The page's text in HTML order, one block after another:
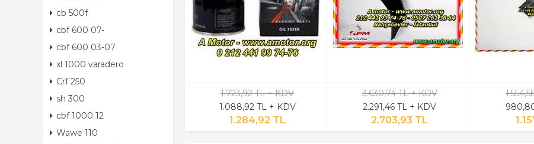
cb 500f
cbf 600 07-
cbf 600 03-07
xl 1000 varadero
Crf 250
sh 300
cbf 1000 12
Wawe 110
1.723,92 TL + KDV
1.088,92 TL + KDV
1.284,92 TL
3.630,74 TL + KDV
2.291,46 TL + KDV
2.703,93 TL